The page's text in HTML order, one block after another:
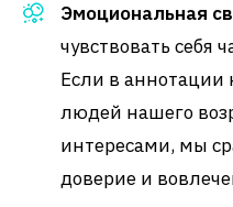
Эмоциональная
чувствовать себя
Если в аннотации
людей нашего
интересами, мы
доверие и